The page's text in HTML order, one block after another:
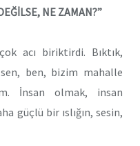
NE ZAMAN?”
acı biriktirdi. Bıktık,
sen, ben, bizim mahalle
İnsan olmak, insan
güçlü bir ıslığın, sesin,